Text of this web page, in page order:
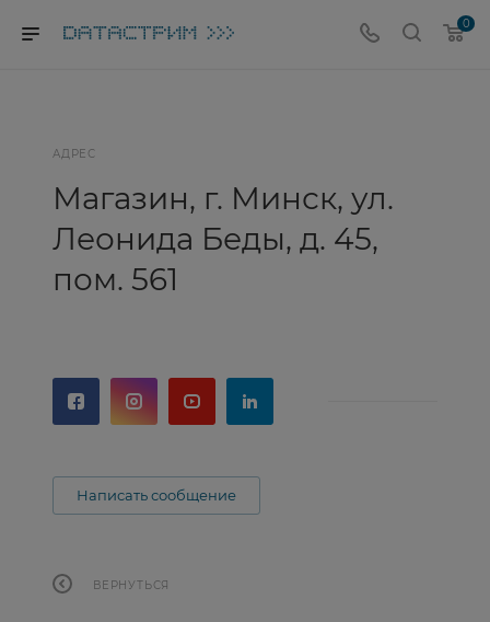
0
АДРЕС
Магазин, г. Минск, ул.
Леонида Беды, д. 45,
пом. 561
Написать сообщение
ВЕРНУТЬСЯ